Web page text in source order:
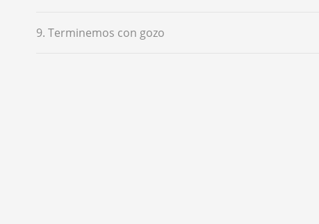
9. Terminemos con gozo